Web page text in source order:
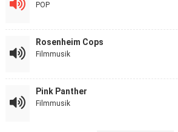
POP
Rosenheim Cops
Filmmusik
Pink Panther
Filmmusik